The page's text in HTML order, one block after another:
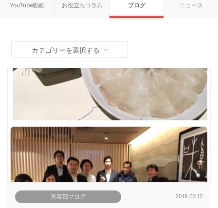
YouTube動画 お役立ちコラム ブログ ニュース
カテゴリーを選択する
営業部ブログ 2019.02.12